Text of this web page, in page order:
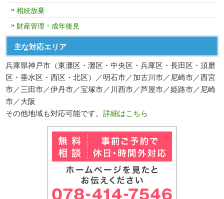
相続放棄
財産管理・成年後見
主な対応エリア
兵庫県神戸市（東灘区・灘区・中央区・兵庫区・長田区・須磨
区・垂水区・西区・北区）／明石市／加古川市／尼崎市／西宮
市／三田市／伊丹市／宝塚市／川西市／芦屋市／姫路市／尼崎
市／大阪
その他地域も対応可能です。詳細はこちら